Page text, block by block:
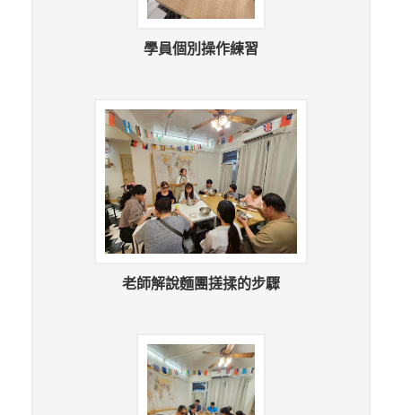
學員個別操作練習
老師解說麵團搓揉的步驟